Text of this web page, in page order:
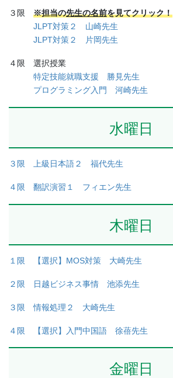
３限 ※担当の先生の名前を見てクリック！
JLPT対策２ 山崎先生
JLPT対策２ 片岡先生
４限 選択授業
特定技能就職支援 勝見先生
プログラミング入門 河崎先生
水曜日
３限 上級日本語２ 福代先生
４限 翻訳演習１ フィエン先生
木曜日
１限 【選択】MOS対策 大崎先生
２限 日越ビジネス事情 池添先生
３限 情報処理２ 大崎先生
４限 【選択】入門中国語 徐蓓先生
金曜日